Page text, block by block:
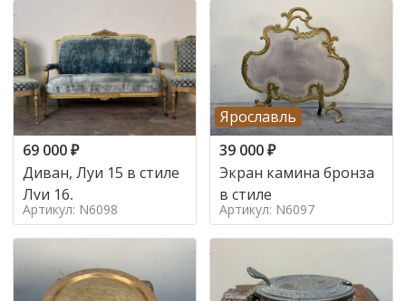
69 000₽
Диван, Луи 15 в стиле
Луи 16,
Артикул: N6098
Ярославль
39 000₽
Экран камина бронза
в стиле
Артикул: N6097